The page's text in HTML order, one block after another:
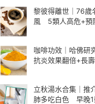
黎彼得離世｜76歲
風 5類人高危+預
咖啡功效｜哈佛研
抗炎效果翻倍+長
立秋湯水合集｜推
肺多吃白色 早晚1